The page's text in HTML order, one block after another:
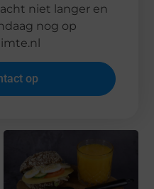
niet langer en
nog op
op